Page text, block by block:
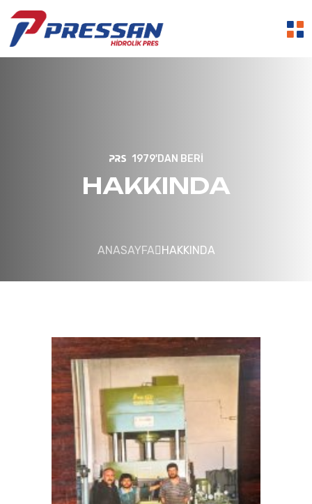
1979'DAN BERI
HAKKINDA
ANASAYFA HAKKINDA